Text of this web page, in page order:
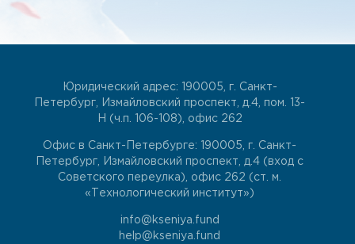
Юридический адрес: 190005, г. Санкт-
Петербург, Измайловский проспект, д.4, пом. 13-
Н (ч.п. 106-108), офис 262
Офис в Санкт-Петербурге: 190005, г. Санкт-
Петербург, Измайловский проспект, д.4 (вход с
Советского переулка), офис 262 (ст. м.
«Технологический институт»)
info@kseniya.fund
help@kseniya.fund